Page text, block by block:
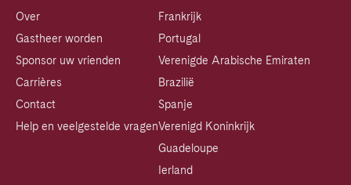
Over
Gastheer worden
Sponsor uw vrienden
Carrières
Contact
Help en veelgestelde vragen
Frankrijk
Portugal
Verenigde Arabische Emiraten
Brazilië
Spanje
Verenigd Koninkrijk
Guadeloupe
Ierland